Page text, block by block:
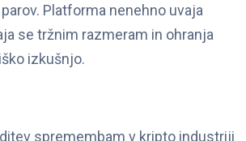
Platforma nenehno uvaja
se tržnim razmeram in ohranja
izkušnjo.
spremembam v kripto industriji